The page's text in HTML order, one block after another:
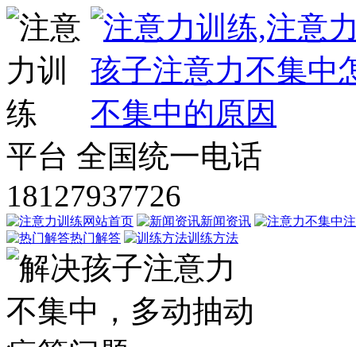
平台 全国统一电话
18127937726
网站首页 新闻资讯
热门解答
训练方法